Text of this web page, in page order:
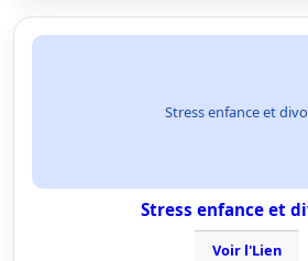
Stress enfance et
Stress enfance et
Voir l'Lien